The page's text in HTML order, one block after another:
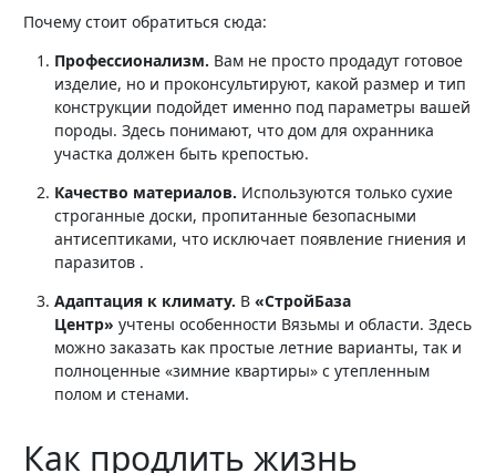
Почему стоит обратиться сюда:
Профессионализм. Вам не просто продадут готовое
изделие, но и проконсультируют, какой размер и тип
конструкции подойдет именно под параметры вашей
породы. Здесь понимают, что дом для охранника
участка должен быть крепостью.
Качество материалов. Используются только сухие
строганные доски, пропитанные безопасными
антисептиками, что исключает появление гниения и
паразитов .
Адаптация к климату. В «СтройБаза
Центр» учтены особенности Вязьмы и области. Здесь
можно заказать как простые летние варианты, так и
полноценные «зимние квартиры» с утепленным
полом и стенами.
Как продлить жизнь